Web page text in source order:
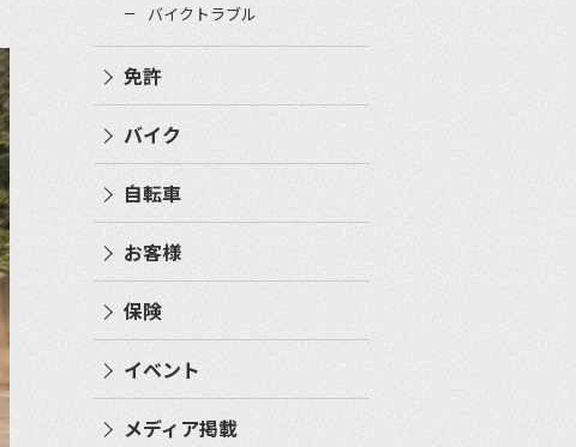
バイクトラブル
免許
バイク
自転車
お客様
保険
イベント
メディア掲載